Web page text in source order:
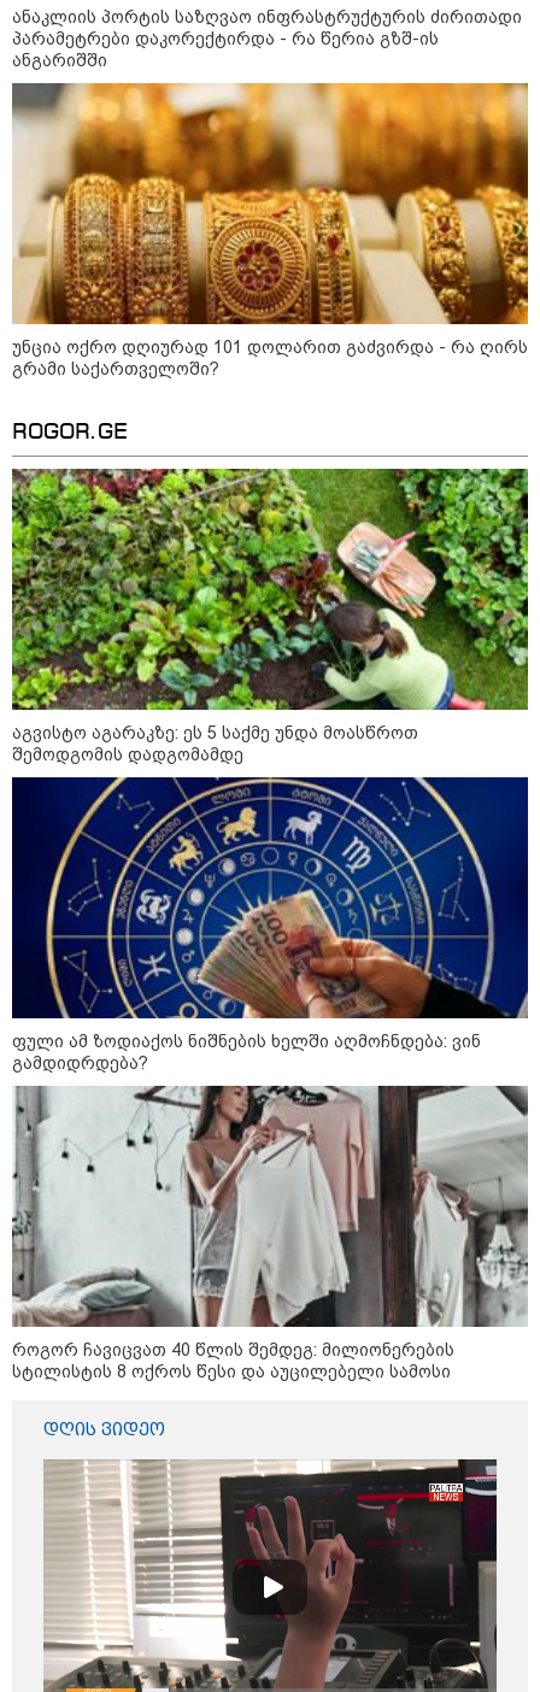
09:12 / 05-08-2026
14 გარდაცვლილი, 22
ხანძარი - რუსეთმა კიევზე
იერიში ბალისტიკური
რაკეტებით მიიტანა
14:13 / 04-08-2026
მორიგი თავდასხმა რუსეთში,
ნავთობგადამამუშავებელ
ქარხანაზე - რა დეტალებია
ცნობილი
კატეგორიის ყველა სიახლე
კატეგორიები
10
აგვისტო
დღის ზოგადი
ასტროლოგიური
აგვისტო აგარაკზე: ეს 5 საქმე
უნდა მოასწროთ შემოდგომის
დადგომამდე
ფული ამ ზოდიაქოს ნიშნების
ხელში აღმოჩნდება: ვინ
როგორ ჩავიცვათ 40 წლის
შემდეგ: მილიონერების
სტილისტის 8 ოქროს წესი და
აუცილებელი სამოსი
ანაკლიის პორტის საზღვაო ინფრასტრუქტურის ძირითადი
პარამეტრები დაკორექტირდა - რა წერია გზშ-ის
ანგარიშში
უნცია ოქრო დღიურად 101 დოლარით გაძვირდა - რა ღირს
გრამი საქართველოში?
ROGOR.GE
აგვისტო აგარაკზე: ეს 5 საქმე უნდა მოასწროთ
შემოდგომის დადგომამდე
ფული ამ ზოდიაქოს ნიშნების ხელში აღმოჩნდება: ვინ
გამდიდრდება?
როგორ ჩავიცვათ 40 წლის შემდეგ: მილიონერების
სტილისტის 8 ოქროს წესი და აუცილებელი სამოსი
დღის ვიდეო